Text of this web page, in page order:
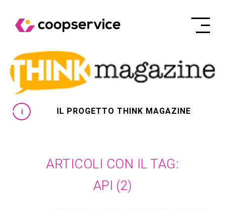
IL PROGETTO THINK MAGAZINE
API (2)
ARTICOLI CON IL TAG: